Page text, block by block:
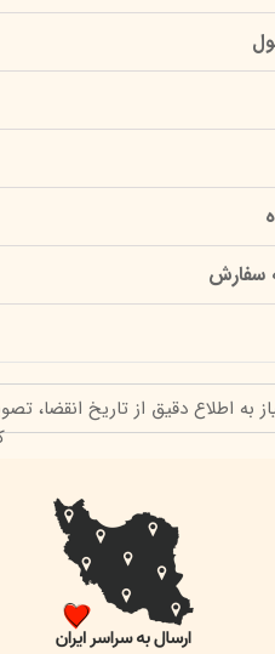
سفارش
به اطلاع دقیق از تاریخ انقضا،